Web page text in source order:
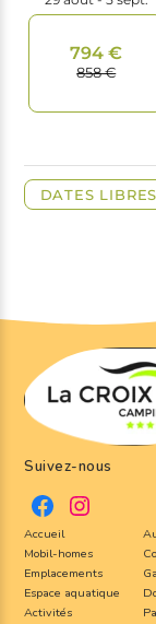
Suivez-nous
Accueil
Mobil-homes
Emplacements
Espace aquatique
Activités